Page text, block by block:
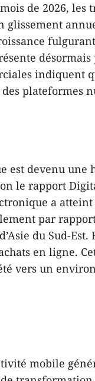
de 2026, les
glissement
désormais
indiquent
plateformes
est devenu une
le rapport
a
par
du Sud-Est.
en ligne.
vers un
mobile